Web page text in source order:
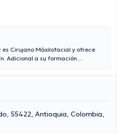
es Cirujano Máxilofacial y ofrece
Adicional a su formación
La profesional de la salud
desempeñado como miembro de
Alvarez Gomez ha
con el objetivo de tener
de especialización y ha
Por último, la especialista puede
55422, Antioquia, Colombia,